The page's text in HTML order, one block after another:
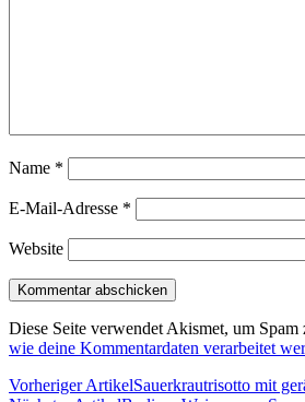
Name *
E-Mail-Adresse *
Website
Diese Seite verwendet Akismet, um Spam
wie deine Kommentardaten verarbeitet
Vorheriger ArtikelSauerkrautrisotto mit